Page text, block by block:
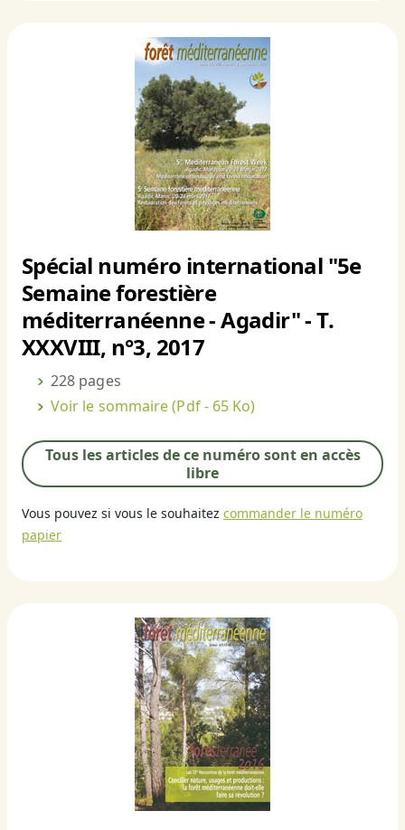
Spécial numéro international "5e
Semaine forestière
méditerranéenne - Agadir" - T.
XXXVIII, n°3, 2017
228 pages
Voir le sommaire(Pdf - 65 Ko)
Tous les articles de ce numéro sont en accès
libre
Vous pouvez si vous le souhaitez commander le numéro
papier